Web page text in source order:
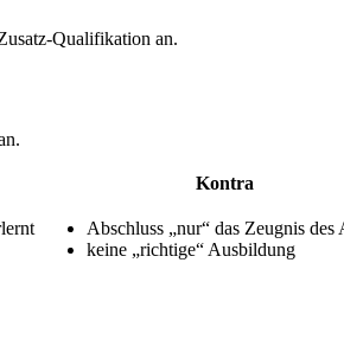
Qualifikation an.
Kontra
Abschluss „nur“ das Zeugnis des
keine „richtige“ Ausbildung